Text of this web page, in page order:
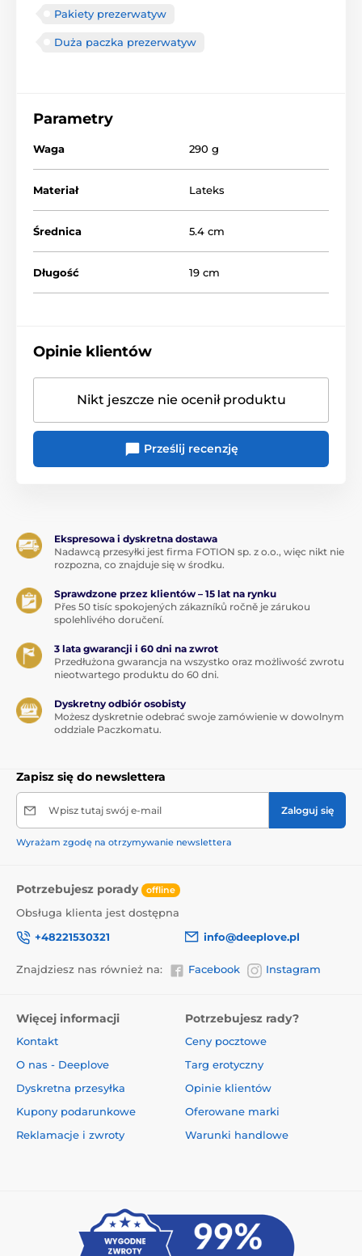
Pakiety prezerwatyw
Duża paczka prezerwatyw
Parametry
Waga 290 g
Materiał Lateks
Średnica 5.4 cm
Długość 19 cm
Opinie klientów
Nikt jeszcze nie ocenił produktu
Prześlij recenzję
Ekspresowa i dyskretna dostawa
Nadawcą przesyłki jest firma FOTION sp. z o.o., więc nikt nie
rozpozna, co znajduje się w środku.
Sprawdzone przez klientów – 15 lat na rynku
Přes 50 tisíc spokojených zákazníků ročně je zárukou
spolehlivého doručení.
3 lata gwarancji i 60 dni na zwrot
Przedłużona gwarancja na wszystko oraz możliwość zwrotu
nieotwartego produktu do 60 dni.
Dyskretny odbiór osobisty
Możesz dyskretnie odebrać swoje zamówienie w dowolnym
oddziale Paczkomatu.
Zapisz się do newslettera
Wpisz tutaj swój e-mail Zaloguj się
Wyrażam zgodę na otrzymywanie newslettera
Potrzebujesz porady offline
Obsługa klienta jest dostępna
+48221530321
info@deeplove.pl
Znajdziesz nas również na: Facebook Instagram
Więcej informacji
Kontakt
O nas - Deeplove
Dyskretna przesyłka
Kupony podarunkowe
Reklamacje i zwroty
Potrzebujesz rady?
Ceny pocztowe
Targ erotyczny
Opinie klientów
Oferowane marki
Warunki handlowe